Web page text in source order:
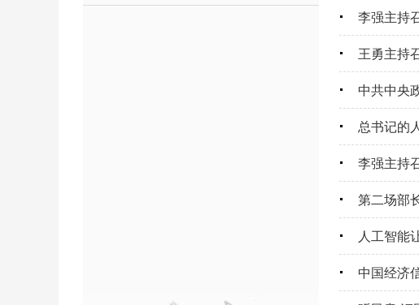
李强主持
王勇主持
中共中央
总书记的
李强主持
第二场部
人工智能
中国经济